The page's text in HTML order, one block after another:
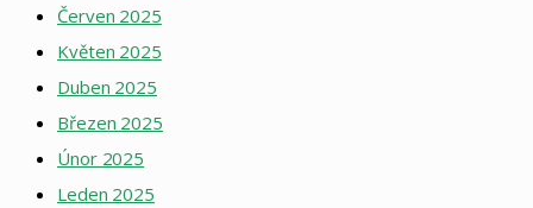
Červen 2025
Květen 2025
Duben 2025
Březen 2025
Únor 2025
Leden 2025